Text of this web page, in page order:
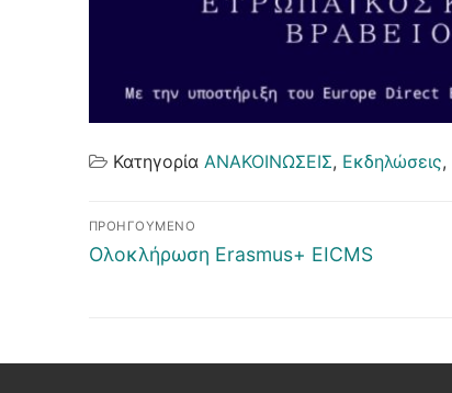
Κατηγορία ΑΝΑΚΟΙΝΩΣΕΙΣ, Εκδηλώσεις,
Πλοήγηση
άρθρων
ΠΡΟΗΓΟΎΜΕΝΟ
Προηγούμενο
Ολοκλήρωση Erasmus+ EICMS